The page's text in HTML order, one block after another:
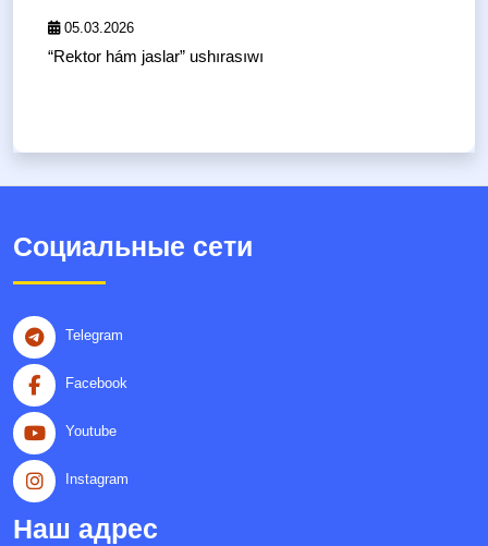
05.03.2026
“Rektor hám jaslar” ushırasıwı
Социальные сети
Telegram
Facebook
Youtube
Instagram
Наш адрес